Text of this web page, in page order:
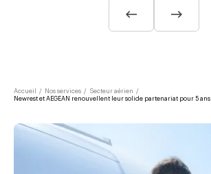
Accueil / Nos services / Secteur aérien /
Newrest et AEGEAN renouvellent leur solide partenariat pour 5 ans